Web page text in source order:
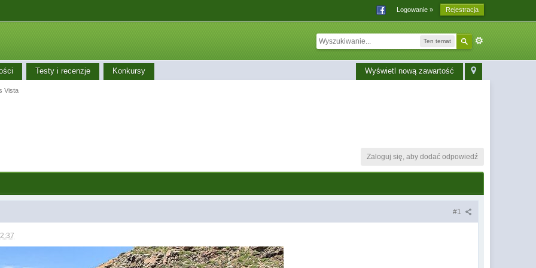
Logowanie » Rejestracja
Ten temat
Wyświetl nową zawartość
Testy i recenzje Konkursy
Vista
Zaloguj się, aby dodać odpowiedź
#1